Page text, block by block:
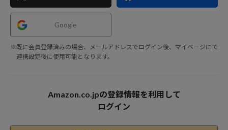
Google
※既に会員登録済みの場合、メールアドレスでログイン後、マイページにて
連携設定後に使用可能となります。
Amazon.co.jpの登録情報を利用して
ログイン